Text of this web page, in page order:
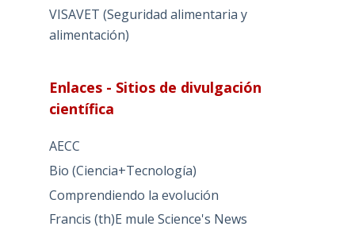
VISAVET (Seguridad alimentaria y
alimentación)
Enlaces - Sitios de divulgación
científica
AECC
Bio (Ciencia+Tecnología)
Comprendiendo la evolución
Francis (th)E mule Science's News